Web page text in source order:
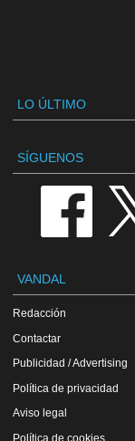
LO ÚLTIMO
SÍGUENOS
VANDAL
Redacción
Contactar
Publicidad / Advertising
Política de privacidad
Aviso legal
Política de cookies